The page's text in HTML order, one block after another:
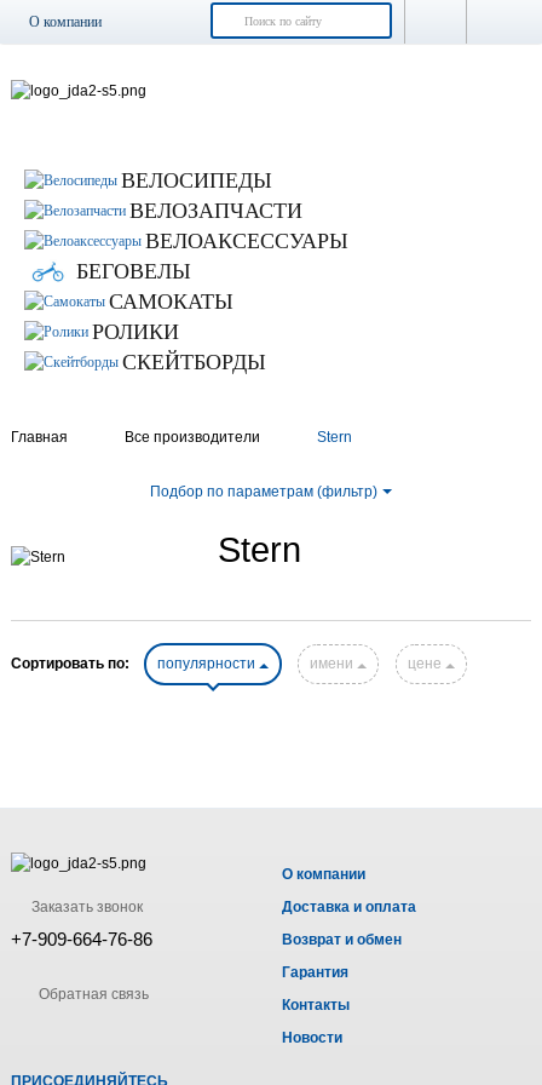
О компании
Новости
ВЕЛОСИПЕДЫ
ВЕЛОЗАПЧАСТИ
ВЕЛОАКСЕССУАРЫ
БЕГОВЕЛЫ
САМОКАТЫ
РОЛИКИ
СКЕЙТБОРДЫ
Главная Все производители Stern
Подбор по параметрам (фильтр)
Stern
Сортировать по: популярности имени цене
Заказать звонок
+7-909-664-76-86
Обратная связь
О компании
Доставка и оплата
Возврат и обмен
Гарантия
Контакты
Новости
ПРИСОЕДИНЯЙТЕСЬ